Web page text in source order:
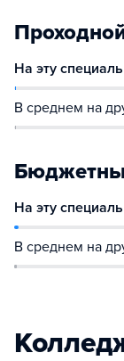
На эту
В среднем на
На эту
В среднем на